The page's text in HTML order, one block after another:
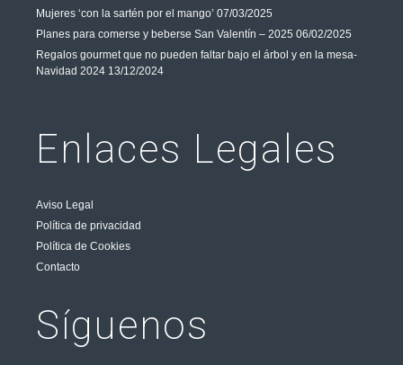
Mujeres ‘con la sartén por el mango’ 07/03/2025
Planes para comerse y beberse San Valentín – 2025 06/02/2025
Regalos gourmet que no pueden faltar bajo el árbol y en la mesa-
Navidad 2024 13/12/2024
Enlaces Legales
Aviso Legal
Política de privacidad
Política de Cookies
Contacto
Síguenos